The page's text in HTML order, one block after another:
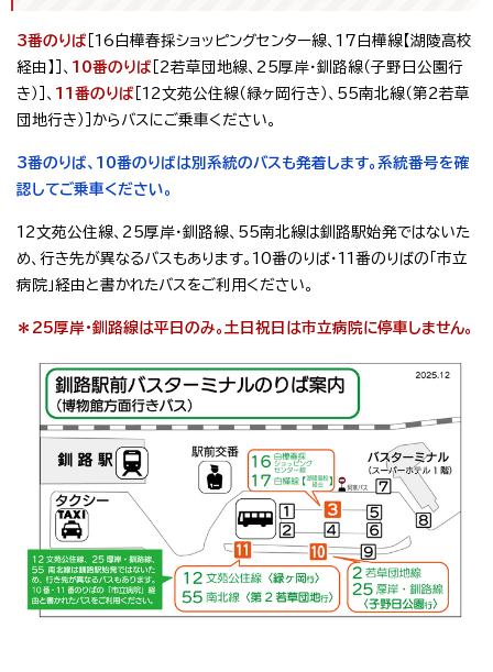
3番のりば ［16白樺春採ショッピングセンター線、17白樺線【湖陵高校
経由】］、 10番のりば ［2若草団地線、25厚岸・釧路線（子野日公園行
き）］、 11番のりば ［12文苑公住線（緑ヶ岡行き）、55南北線（第2若草
団地行き）］からバスにご乗車ください。
3番のりば、10番のりばは別系統のバスも発着します。系統番号を確
認してご乗車ください。
12文苑公住線、25厚岸・釧路線、55南北線は釧路駅始発ではないた
め、行き先が異なるバスもあります。10番のりば・11番のりばの「市立
病院」経由と書かれたバスをご利用ください。
＊25厚岸・釧路線は平日のみ。土日祝日は市立病院に停車しません。